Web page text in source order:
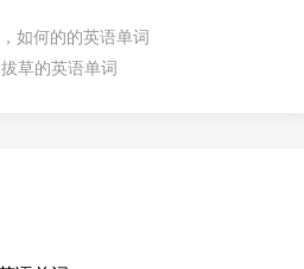
如何的的英语单词
草的英语单词